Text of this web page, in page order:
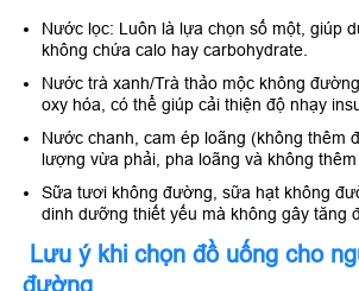
Nước lọc: Luôn là lựa chọn số một, giúp
không chứa calo hay carbohydrate.
Nước trà xanh/Trà thảo mộc không
oxy hóa, có thể giúp cải thiện độ nhạy
Nước chanh, cam ép loãng (không thêm
lượng vừa phải, pha loãng và không thêm
Sữa tươi không đường, sữa hạt không
dinh dưỡng thiết yếu mà không gây tăng
Lưu ý khi chọn đồ uống cho
đường